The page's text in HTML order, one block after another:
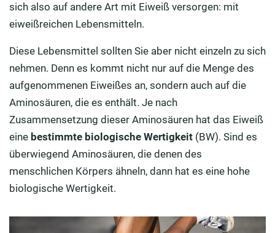
sich also auf andere Art mit Eiweiß versorgen: mit
eiweißreichen Lebensmitteln.
Diese Lebensmittel sollten Sie aber nicht einzeln zu sich
nehmen. Denn es kommt nicht nur auf die Menge des
aufgenommenen Eiweißes an, sondern auch auf die
Aminosäuren, die es enthält. Je nach
Zusammensetzung dieser Aminosäuren hat das Eiweiß
eine bestimmte biologische Wertigkeit (BW). Sind es
überwiegend Aminosäuren, die denen des
menschlichen Körpers ähneln, dann hat es eine hohe
biologische Wertigkeit.